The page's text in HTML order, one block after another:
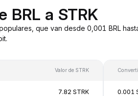
BRL a STRK
que van desde 0,001 BRL
Valor de STRK
7.82 STRK 0.001